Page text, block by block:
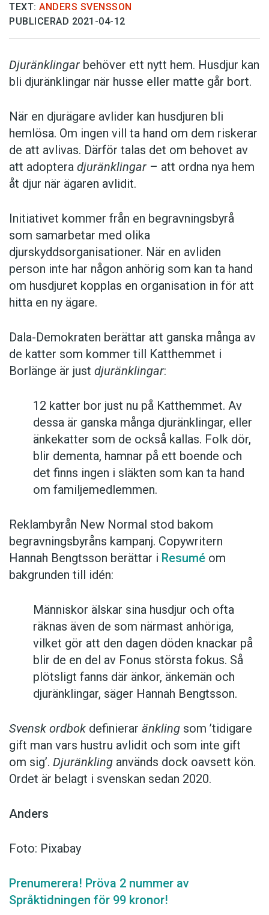
TEXT: ANDERS SVENSSON
PUBLICERAD 2021-04-12
Djuränklingar behöver ett nytt hem. Husdjur kan
bli djuränklingar när husse eller matte går bort.
När en djurägare avlider kan husdjuren bli
hemlösa. Om ingen vill ta hand om dem riskerar
de att avlivas. Därför talas det om behovet av
att adoptera djuränklingar – att ordna nya hem
åt djur när ägaren avlidit.
Initiativet kommer från en begravningsbyrå
som samarbetar med olika
djurskyddsorganisationer. När en avliden
person inte har någon anhörig som kan ta hand
om husdjuret kopplas en organisation in för att
hitta en ny ägare.
Dala-Demokraten berättar att ganska många av
de katter som kommer till Katthemmet i
Borlänge är just djuränklingar:
12 katter bor just nu på Katthemmet. Av
dessa är ganska många djuränklingar, eller
änkekatter som de också kallas. Folk dör,
blir dementa, hamnar på ett boende och
det finns ingen i släkten som kan ta hand
om familjemedlemmen.
Reklambyrån New Normal stod bakom
begravningsbyråns kampanj. Copywritern
Hannah Bengtsson berättar i Resumé om
bakgrunden till idén:
Människor älskar sina husdjur och ofta
räknas även de som närmast anhöriga,
vilket gör att den dagen döden knackar på
blir de en del av Fonus största fokus. Så
plötsligt fanns där änkor, änkemän och
djuränklingar, säger Hannah Bengtsson.
Svensk ordbok definierar änkling som ’tidigare
gift man vars hustru av­lidit och som inte gift
om sig’. Djuränkling används dock oavsett kön.
Ordet är belagt i svenskan sedan 2020.
Anders
Foto: Pixabay
Prenumerera! Pröva 2 nummer av
Språktidningen för 99 kronor!